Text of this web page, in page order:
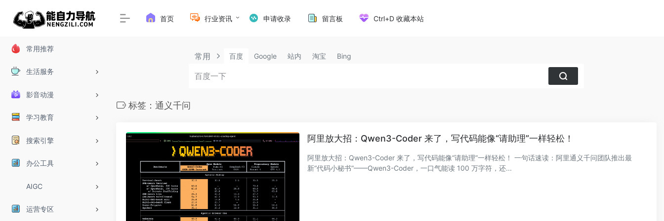
常用推荐
生活服务
影音动漫
学习教育
搜索引擎
办公工具
AIGC
运营专区
首页 行业资讯 申请收录 留言板 Ctrl+D 收藏本站
常用 百度 Google 站内 淘宝 Bing
标签：通义千问
阿里放大招：Qwen3-Coder 来了，写代码能像“请助理”一样轻松！
阿里放大招：Qwen3-Coder 来了，写代码能像“请助理”一样轻松！ 一句话速读：阿里通义千问团队推出最
新“代码小秘书”——Qwen3-Coder，一口气能读 100 万字符，还...